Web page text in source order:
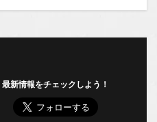
最新情報をチェックしよう！